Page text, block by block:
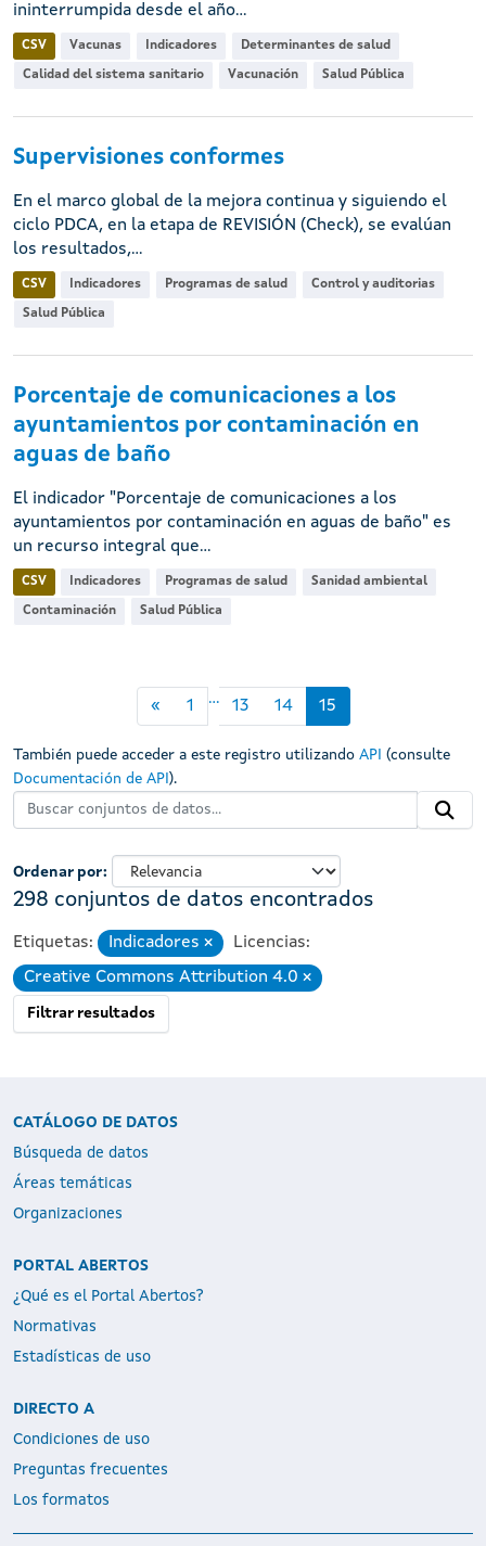
Ordenar por
298 conjuntos de datos encontrados
Etiquetas: Indicadores EliminarLicencias:
Creative Commons Attribution 4.0
Eliminar
Filtrar resultados
ininterrumpida desde el año...
CSV Vacunas Indicadores Determinantes de salud
Calidad del sistema sanitario Vacunación Salud Pública
Supervisiones conformes
En el marco global de la mejora continua y siguiendo el
ciclo PDCA, en la etapa de REVISIÓN (Check), se evalúan
los resultados,...
CSV Indicadores Programas de salud Control y auditorias
Salud Pública
Porcentaje de comunicaciones a los
ayuntamientos por contaminación en
aguas de baño
El indicador "Porcentaje de comunicaciones a los
ayuntamientos por contaminación en aguas de baño" es
un recurso integral que...
CSV Indicadores Programas de salud Sanidad ambiental
Contaminación Salud Pública
« 1 ... 13 14 15
También puede acceder a este registro utilizando API (consulte
Documentación de API ).
CATÁLOGO DE DATOS
Búsqueda de datos
Áreas temáticas
Organizaciones
PORTAL ABERTOS
¿Qué es el Portal Abertos?
Normativas
Estadísticas de uso
DIRECTO A
Condiciones de uso
Preguntas frecuentes
Los formatos